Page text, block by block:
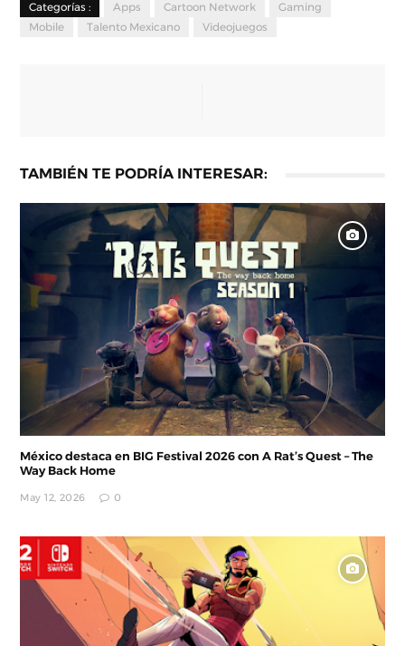
Categorías : Apps Cartoon Network
Gaming
Mobile
Talento Mexicano Videojuegos
TAMBIÉN TE PODRÍA INTERESAR:
México destaca en BIG Festival 2026 con A Rat’s Quest – The
Way Back Home
May 12, 2026 0